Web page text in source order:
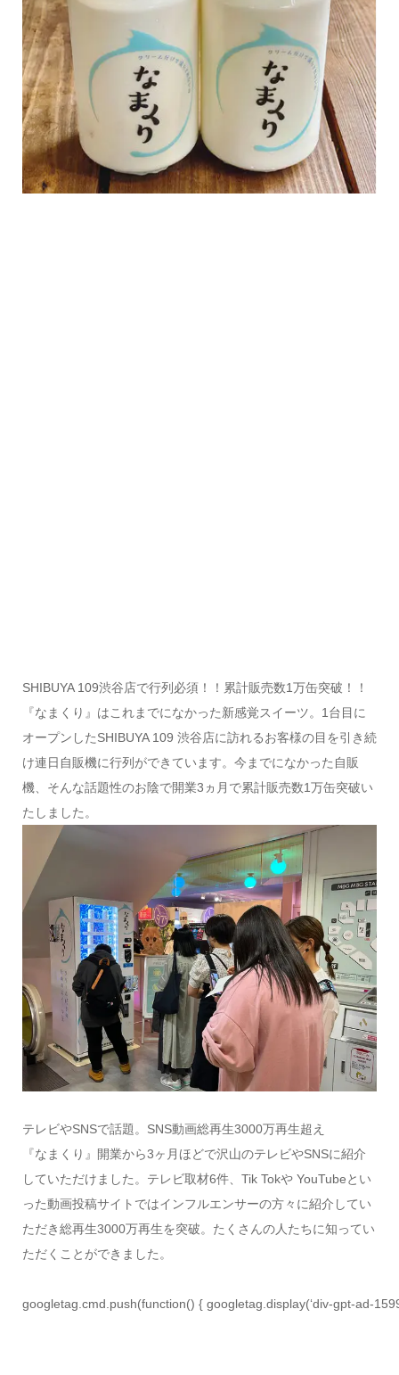
SHIBUYA 109渋谷店で行列必須！！累計販売数1万缶突破！！
『なまくり』はこれまでになかった新感覚スイーツ。1台目に
オープンしたSHIBUYA 109 渋谷店に訪れるお客様の目を引き続
け連日自販機に行列ができています。今までになかった自販
機、そんな話題性のお陰で開業3ヵ月で累計販売数1万缶突破い
たしました。
テレビやSNSで話題。SNS動画総再生3000万再生超え
『なまくり』開業から3ヶ月ほどで沢山のテレビやSNSに紹介
していただけました。テレビ取材6件、Tik Tokや YouTubeとい
った動画投稿サイトではインフルエンサーの方々に紹介してい
ただき総再生3000万再生を突破。たくさんの人たちに知ってい
ただくことができました。
googletag.cmd.push(function() { googletag.display(‘div-gpt-ad-